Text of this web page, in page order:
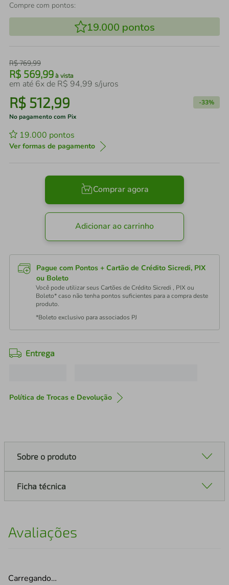
Compre com pontos:
19.000 pontos
R$769,99
R$ 569,99 à vista
em até 6x de R$ 94,99 s/juros
R$ 512,99 -33%
No pagamento com Pix
19.000 pontos
Ver formas de pagamento
Comprar agora
Adicionar ao carrinho
Pague com Pontos + Cartão de Crédito Sicredi, PIX
ou Boleto
Você pode utilizar seus Cartões de Crédito Sicredi , PIX ou
Boleto* caso não tenha pontos suficientes para a compra deste
produto.
*Boleto exclusivo para associados PJ
Entrega
Política de Trocas e Devolução
Sobre o produto
Ficha técnica
Avaliações
Carregando…